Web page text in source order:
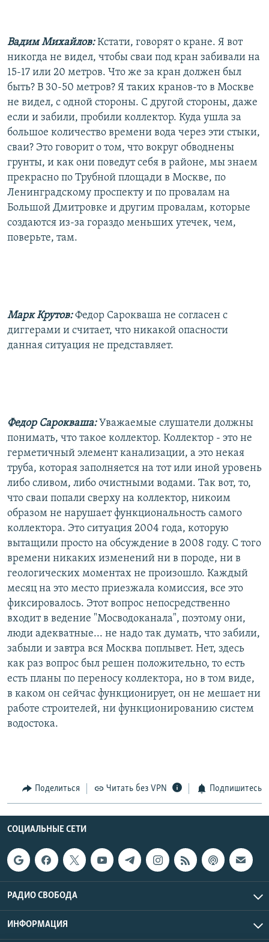
Вадим Михайлов:Кстати, говорят о кране. Я вот
никогда не видел, чтобы сваи под кран забивали на
15-17 или 20 метров. Что же за кран должен был
быть? В 30-50 метров? Я таких кранов-то в Москве
не видел, с одной стороны. С другой стороны, даже
если и забили, пробили коллектор. Куда ушла за
большое количество времени вода через эти стыки,
сваи? Это говорит о том, что вокруг обводнены
грунты, и как они поведут себя в районе, мы знаем
прекрасно по Трубной площади в Москве, по
Ленинградскому проспекту и по провалам на
Большой Дмитровке и другим провалам, которые
создаются из-за гораздо меньших утечек, чем,
поверьте, там.
Марк Крутов:Федор Сарокваша не согласен с
диггерами и считает, что никакой опасности
данная ситуация не представляет.
Федор Сарокваша: Уважаемые слушатели должны
понимать, что такое коллектор. Коллектор - это не
герметичный элемент канализации, а это некая
труба, которая заполняется на тот или иной уровень
либо сливом, либо очистными водами. Так вот, то,
что сваи попали сверху на коллектор, никоим
образом не нарушает функциональность самого
коллектора. Это ситуация 2004 года, которую
вытащили просто на обсуждение в 2008 году. С того
времени никаких изменений ни в породе, ни в
геологических моментах не произошло. Каждый
месяц на это место приезжала комиссия, все это
фиксировалось. Этот вопрос непосредственно
входит в ведение "Мосводоканала", поэтому они,
люди адекватные... не надо так думать, что забили,
забыли и завтра вся Москва поплывет. Нет, здесь
как раз вопрос был решен положительно, то есть
есть планы по переносу коллектора, но в том виде,
в каком он сейчас функционирует, он не мешает ни
работе строителей, ни функционированию систем
водостока.
Поделиться Читать без VPN Подпишитесь
СОЦИАЛЬНЫЕ СЕТИ
РАДИО СВОБОДА
ИНФОРМАЦИЯ